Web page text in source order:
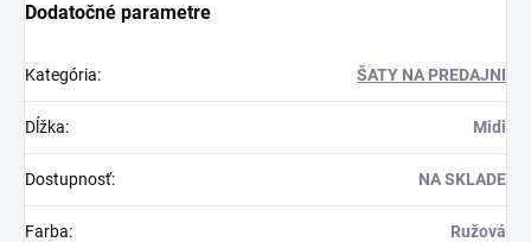
Dodatočné parametre
Kategória: ŠATY NA PREDAJNI
Dĺžka: Midi
Dostupnosť: NA SKLADE
Farba: Ružová